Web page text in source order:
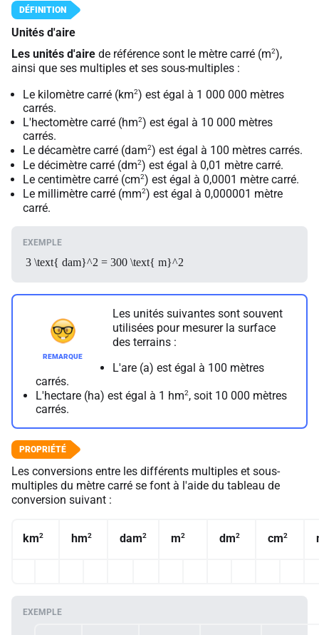
Unités d'aire
Les unités d'aire de référence sont le mètre carré (m2),
ainsi que ses multiples et ses sous-multiples :
Le kilomètre carré (km2) est égal à 1 000 000 mètres
carrés.
L'hectomètre carré (hm2) est égal à 10 000 mètres
carrés.
Le décamètre carré (dam2) est égal à 100 mètres carrés.
Le décimètre carré (dm2) est égal à 0,01 mètre carré.
Le centimètre carré (cm2) est égal à 0,0001 mètre carré.
Le millimètre carré (mm2) est égal à 0,000001 mètre
carré.
3 \text{ dam}^2 = 300 \text{ m}^2
Les unités suivantes sont souvent
utilisées pour mesurer la surface
des terrains :
L'are (a) est égal à 100 mètres
carrés.
L'hectare (ha) est égal à 1 hm2, soit 10 000 mètres
carrés.
Les conversions entre les différents multiples et sous-
multiples du mètre carré se font à l'aide du tableau de
conversion suivant :
km2 hm2 dam2 m2 dm2 cm2